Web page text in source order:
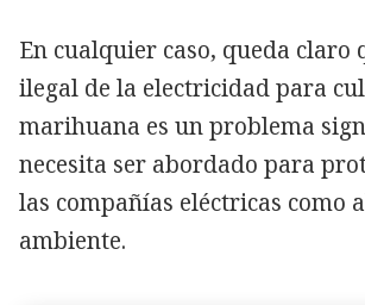
En cualquier caso, queda claro
ilegal de la electricidad para
marihuana es un problema
necesita ser abordado para
las compañías eléctricas como
ambiente.